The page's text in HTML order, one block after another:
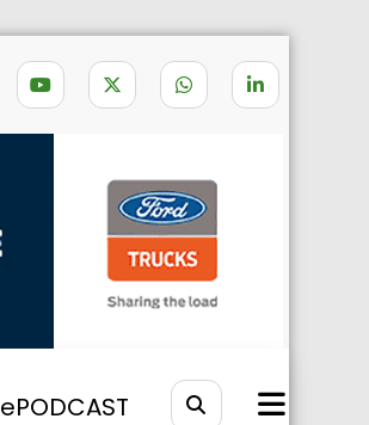
ePODCAST
cartelcamioane